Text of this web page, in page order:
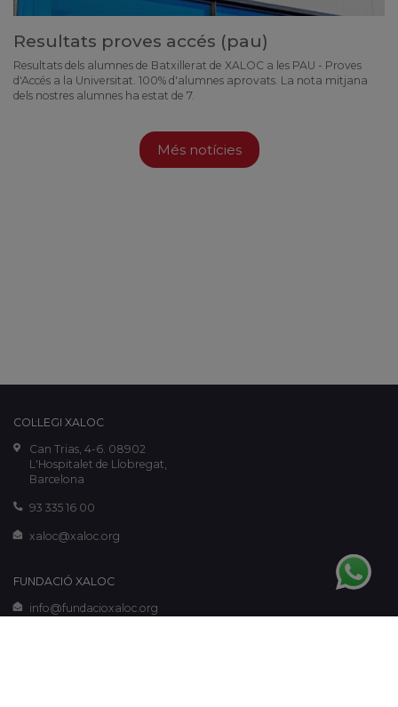
Resultats proves accés (pau)
Resultats dels alumnes de Batxillerat de XALOC a les PAU - Proves
d'Accés a la Universitat. 100% d'alumnes aprovats. La nota mitjana
dels nostres alumnes ha estat de 7.
Més notícies
COL·LEGI XALOC
Can Trias, 4-6. 08902
L'Hospitalet de Llobregat,
Barcelona
93 335 16 00
xaloc@xaloc.org
FUNDACIÓ XALOC
info@fundacioxaloc.org